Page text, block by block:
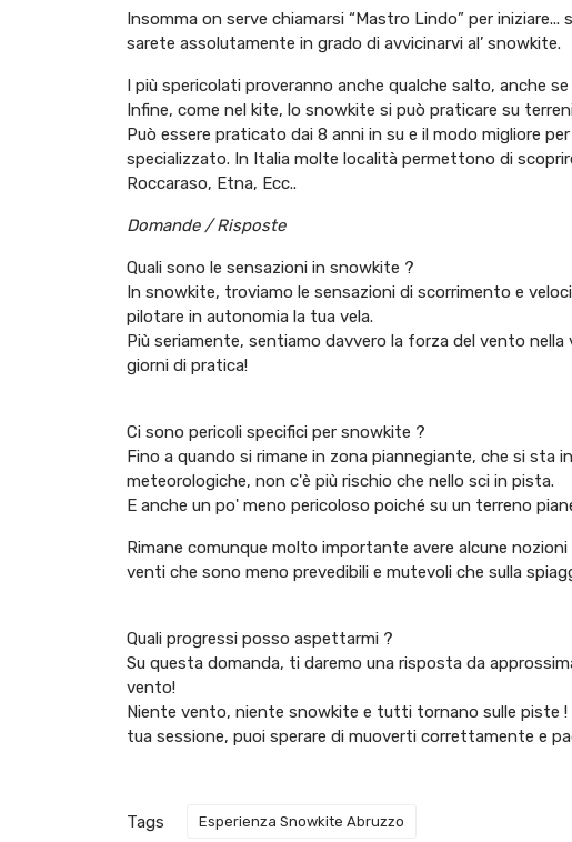
Insomma on serve chiamarsi “Mastro Lindo” per
sarete assolutamente in grado di avvicinarvi al’ snowkite.
I più spericolati proveranno anche qualche salto, anche
Infine, come nel kite, lo snowkite si può praticare su
Può essere praticato dai 8 anni in su e il modo migliore
specializzato. In Italia molte località permettono di
Roccaraso, Etna, Ecc..
Domande / Risposte
Quali sono le sensazioni in snowkite ?
In snowkite, troviamo le sensazioni di scorrimento e
pilotare in autonomia la tua vela.
Più seriamente, sentiamo davvero la forza del vento
giorni di pratica!
Ci sono pericoli specifici per snowkite ?
Fino a quando si rimane in zona piannegiante, che si sta
meteorologiche, non c'è più rischio che nello sci in pista.
E anche un po' meno pericoloso poiché su un terreno
Rimane comunque molto importante avere alcune
venti che sono meno prevedibili e mutevoli che sulla
Quali progressi posso aspettarmi ?
Su questa domanda, ti daremo una risposta da
vento!
Niente vento, niente snowkite e tutti tornano sulle piste
tua sessione, puoi sperare di muoverti correttamente e
Tags Esperienza Snowkite Abruzzo